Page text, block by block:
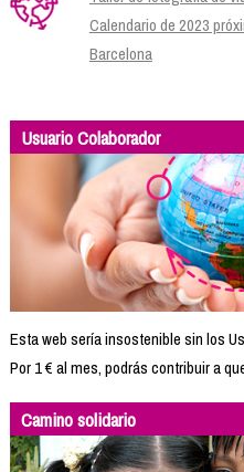
Calendario de 2023
Barcelona
Usuario Colaborador
Esta web sería insostenible sin los
Por 1 € al mes, podrás contribuir a
Camino solidario